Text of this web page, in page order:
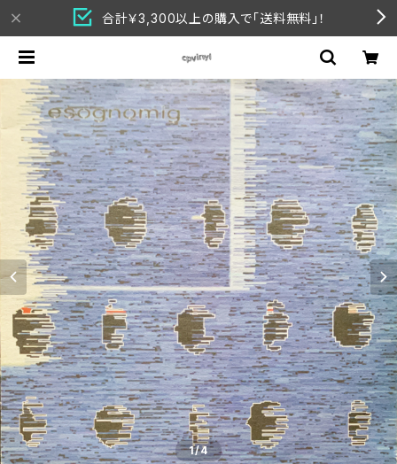
合計￥3,300以上の購入で「送料無料」！
1/4